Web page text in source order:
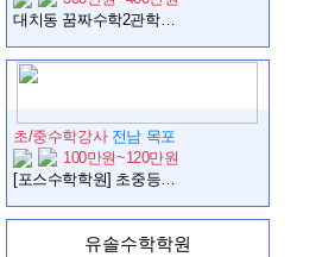
대치동 꿈짜수학2관학원에서 선생님을 모십니다.
초/중수학강사 전남 목포
100만원~120만원
[포스수학학원] 초중등 전임/파트 구합니다.
유솔수학학원